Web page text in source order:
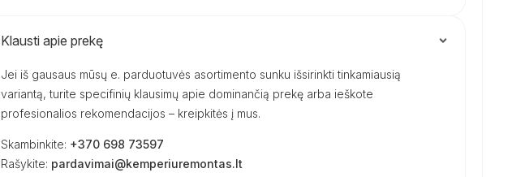
Klausti apie prekę
Jei iš gausaus mūsų e. parduotuvės asortimento sunku išsirinkti tinkamiausią
variantą, turite specifinių klausimų apie dominančią prekę arba ieškote
profesionalios rekomendacijos – kreipkitės į mus.
Skambinkite: +370 698 73597
Rašykite: pardavimai@kemperiuremontas.lt